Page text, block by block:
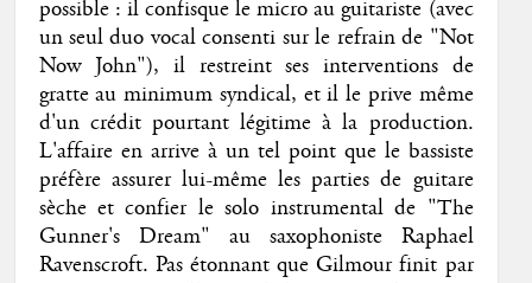
possible : il confisque le micro au guitariste (avec
un seul duo vocal consenti sur le refrain de "Not
Now John"), il restreint ses interventions de
gratte au minimum syndical, et il le prive même
d'un crédit pourtant légitime à la production.
L'affaire en arrive à un tel point que le bassiste
préfère assurer lui-même les parties de guitare
sèche et confier le solo instrumental de "The
Gunner's Dream" au saxophoniste
Raphael
Ravenscroft. Pas étonnant que Gilmour finit par